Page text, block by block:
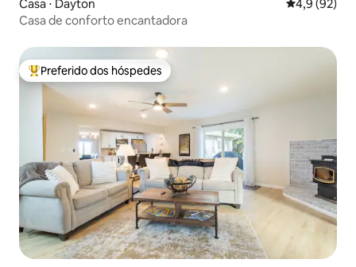
Casa ⋅ Dayton 4,9 de uma
4,9 (92)
Casa de conforto encantadora
Entre os melhores preferidos dos hóspedes
Preferido dos hóspedes